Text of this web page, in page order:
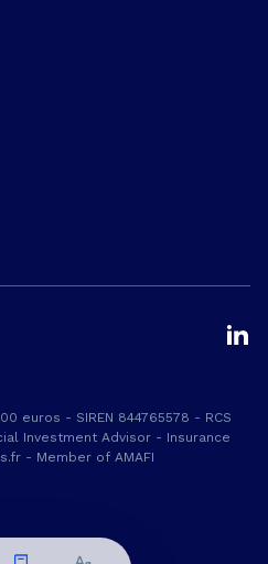
euros - SIREN 844765578 - RCS
Investment Advisor - Insurance
- Member of AMAFI